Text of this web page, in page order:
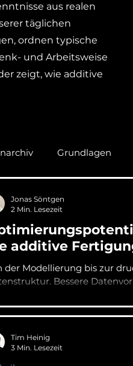
aus realen
täglichen
ordnen typische
und Arbeitsweise
zeigt, wie additive
Grundlagen
additive
der Modellierung bis zur
Bessere
Jonas Söntgen
2 Min. Lesezeit
Tim Heinig
3 Min. Lesezeit